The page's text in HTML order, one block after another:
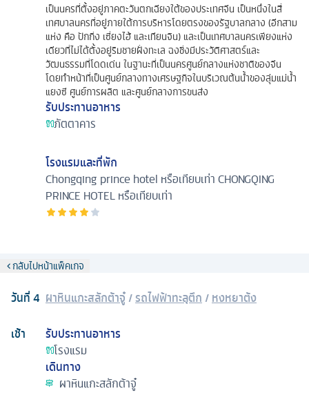
เป็นนครที่ตั้งอยู่ภาคตะวันตกเฉียงใต้ของประเทศจีน เป็นหนึ่งในสี่
เทศบาลนครที่อยู่ภายใต้การบริหารโดยตรงของรัฐบาลกลาง (อีกสาม
แห่ง คือ ปักกิ่ง เซี่ยงไฮ้ และเทียนจิน) และเป็นเทศบาลนครเพียงแห่ง
เดียวที่ไม่ได้ตั้งอยู่ริมชายฝั่งทะเล ฉงชิ่งมีประวัติศาสตร์และ
วัฒนธรรมที่โดดเด่น ในฐานะที่เป็นนครศูนย์กลางแห่งชาติของจีน
โดยทำหน้าที่เป็นศูนย์กลางทางเศรษฐกิจในบริเวณต้นน้ำของลุ่มแม่น้ำ
แยงซี ศูนย์การผลิต และศูนย์กลางการขนส่ง
รับประทานอาหาร
ภัตตาคาร
โรงแรมและที่พัก
Chongqing prince hotel หรือเทียบเท่าCHONGQING
PRINCE HOTEL หรือเทียบเท่า
กลับไปหน้าแพ็คเกจ
วันที่4 ผาหินแกะสลักต้าจู๋/รถไฟฟ้าทะลุตึก /หงหยาต้ง
เช้า
รับประทานอาหาร
โรงแรม
เดินทาง
ผาหินแกะสลักต้าจู๋